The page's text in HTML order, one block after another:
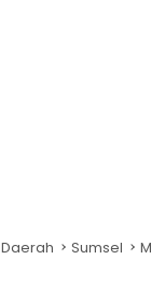
Daerah Sumsel